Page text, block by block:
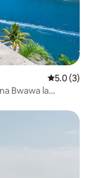
Ukadiriaji
5.0 (3)
Bwawa la